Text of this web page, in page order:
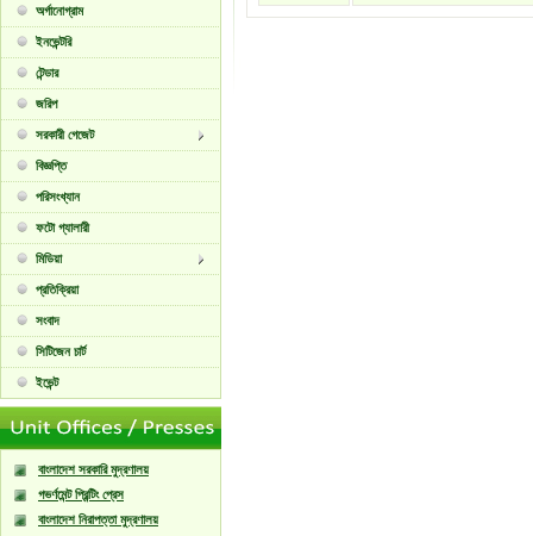
অর্গানোগ্রাম
ইনভেন্টরি
টেন্ডার
জরিপ
সরকারী গেজেট
বিজ্ঞপ্তি
পরিসংখ্যান
ফটো গ্যালারী
মিডিয়া
প্রতিক্রিয়া
সংবাদ
সিটিজেন চার্ট
ইভেন্ট
বাংলাদেশ সরকারি মুদ্রণালয়
গভর্ণমেন্ট প্রিন্টিং প্রেস
বাংলাদেশ নিরাপত্তা মুদ্রণালয়